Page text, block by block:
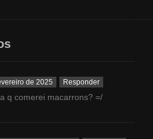
de 2025 Responder
q comerei macarrons? =/